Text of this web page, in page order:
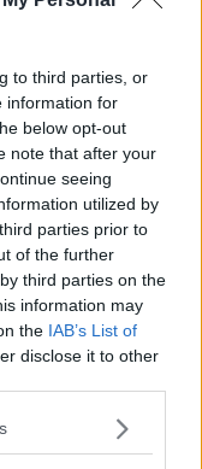
to third parties, or
information for
below opt-out
note that after your
seeing
utilized by
parties prior to
of the further
third parties on the
information may
the IAB’s List of
disclose it to other
ovest
comunale
Cecchetti
antinfluenzale
toscane. Lo
post-Covid